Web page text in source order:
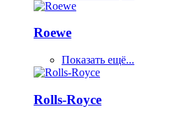
Roewe
Показать ещё...
Rolls-Royce